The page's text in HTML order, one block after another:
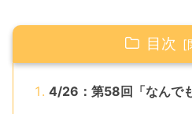
目次
4/26：第58回「なんで